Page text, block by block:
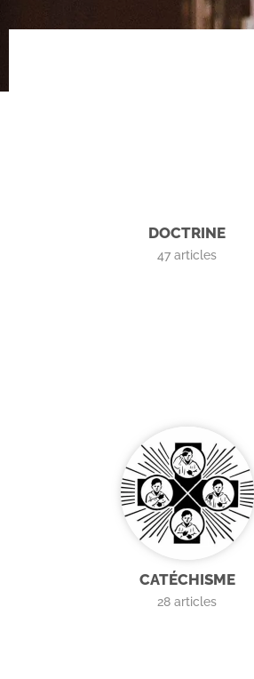
DOCTRINE
47 articles
CATÉCHISME
28 articles